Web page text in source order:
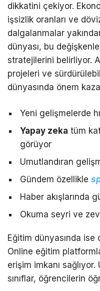
dikkatini çekiyor.
işsizlik oranları ve
dalgalanmalar
dünyası, bu
stratejilerini belirliyor.
projeleri ve
dünyasında önem
Yeni gelişmelerde
Yapay zeka tüm
görüyor
Umutlandıran
Gündem özellikle
Haber akışlarında
Okuma seyri ve
Eğitim dünyasında ise
Online eğitim
erişim imkanı
sınıflar, öğrencilerin